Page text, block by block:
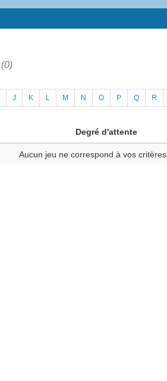
(0)
J K L M N O P Q R
Degré d'attente
Aucun jeu ne correspond à vos critères.